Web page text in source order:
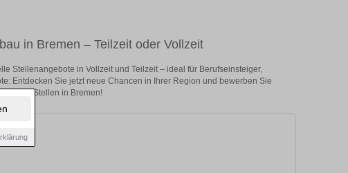
in Bremen – Teilzeit oder Vollzeit
Stellenangebote in Vollzeit und Teilzeit – ideal für Berufseinsteiger,
Entdecken Sie jetzt neue Chancen in Ihrer Region und bewerben Sie
Stellen in Bremen!